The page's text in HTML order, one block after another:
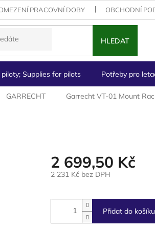
PRACOVNÍ DOBY OBCHODNÍ
HLEDAT
Supplies for pilots Potřeby pro
GARRECHT Garrecht VT-01 Mount
2 699,50 Kč
2 231 Kč bez DPH
cena:
Přidat do košíku